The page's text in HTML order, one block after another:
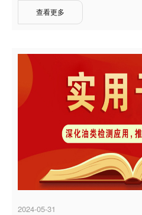
查看更多
2024-05-31